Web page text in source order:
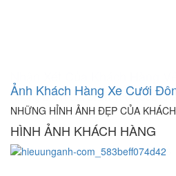
Ảnh Khách Hàng Xe Cưới
NHỮNG HỈNH ẢNH ĐẸP CỦA
HÌNH ẢNH KHÁCH HÀNG